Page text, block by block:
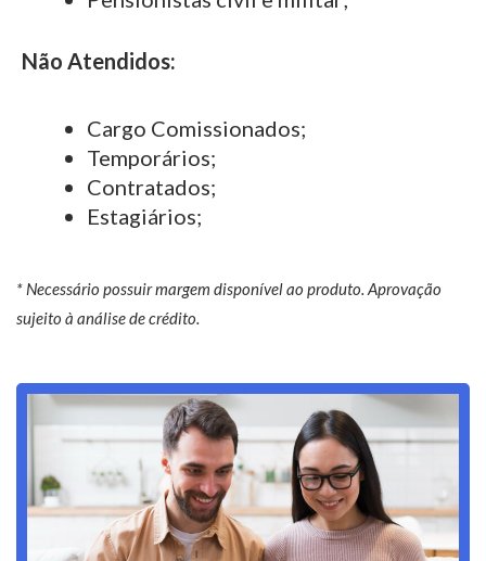
Não Atendidos:
Cargo Comissionados;
Temporários;
Contratados;
Estagiários;
* Necessário possuir margem disponível ao produto. Aprovação
sujeito à análise de crédito.